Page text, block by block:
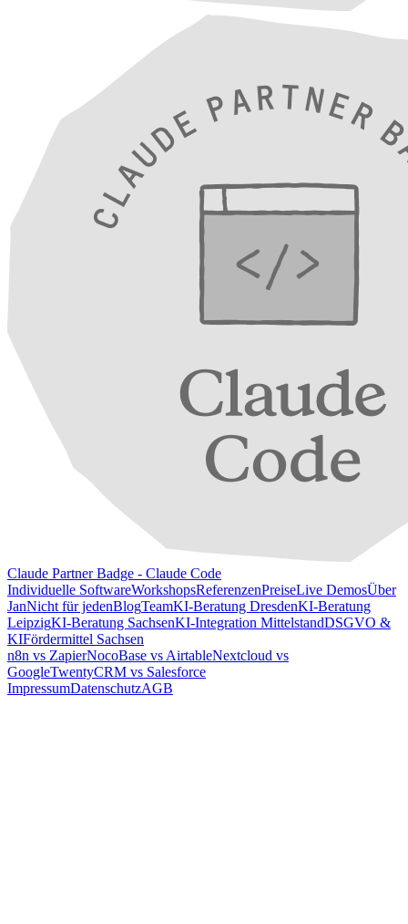
Claude Partner Badge - Claude Code
Individuelle SoftwareWorkshopsReferenzenPreiseLive DemosÜber
JanNicht für jedenBlogTeamKI-Beratung DresdenKI-Beratung
LeipzigKI-Beratung SachsenKI-Integration MittelstandDSGVO &
KIFördermittel Sachsen
n8n vs ZapierNocoBase vs AirtableNextcloud vs
GoogleTwentyCRM vs Salesforce
ImpressumDatenschutzAGB